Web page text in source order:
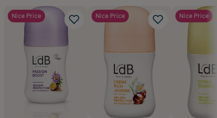
Nice Price Nice Price Nice Price